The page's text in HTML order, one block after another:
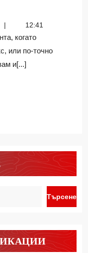
12:41
или по-точно
и[...]
Търсене